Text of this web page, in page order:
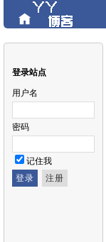
登录站点
用户名
密码
记住我